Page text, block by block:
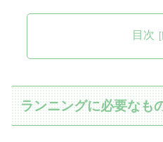
目次
ランニングに必要なも